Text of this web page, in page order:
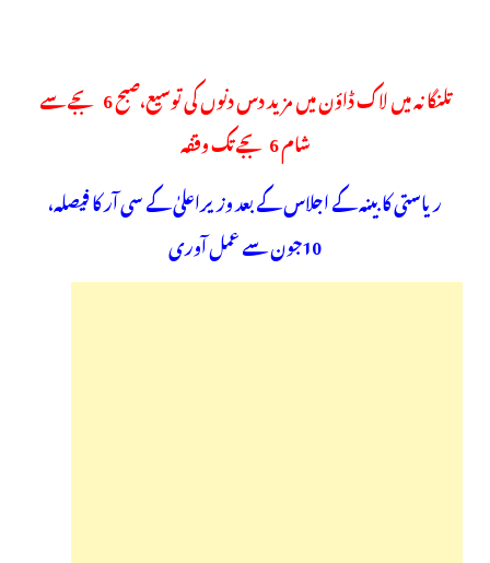
تلنگانہ میں لاک ڈاؤن میں مزید دس دنوں کی توسیع،صبح 6 بجے سے
شام 6بجے تک وقفہ
ریاستی کابینہ کے اجلاس کے بعد وزیراعلیٰ کے سی آر کا فیصلہ،
10جون سے عمل آوری